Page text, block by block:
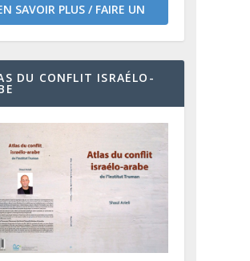
SAVOIR PLUS / FAIRE UN
DON
DU CONFLIT ISRAÉLO-